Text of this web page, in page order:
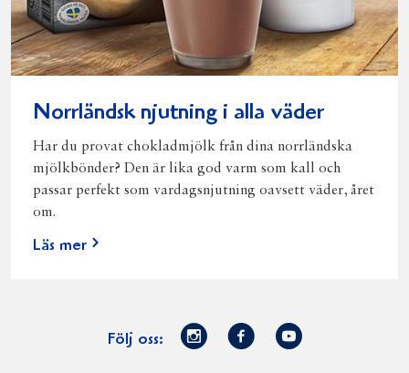
Norrländsk njutning i alla väder
Har du provat chokladmjölk från dina norrländska
mjölkbönder? Den är lika god varm som kall och
passar perfekt som vardagsnjutning oavsett väder, året
om.
Läs mer
Följ oss:
Norrmejerier
Facebook
Youtube